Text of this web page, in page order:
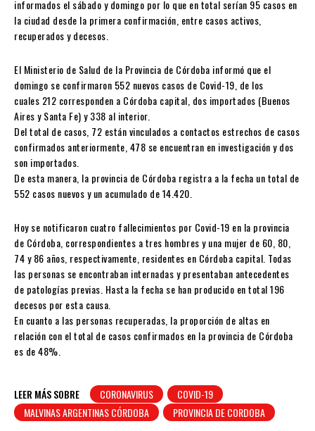
informados el sábado y domingo por lo que en total serían 95 casos en
la ciudad desde la primera confirmación, entre casos activos,
recuperados y decesos.
El Ministerio de Salud de la Provincia de Córdoba informó que el
domingo se confirmaron 552 nuevos casos de Covid-19, de los
cuales 212 corresponden a Córdoba capital, dos importados (Buenos
Aires y Santa Fe) y 338 al interior.
Del total de casos, 72 están vinculados a contactos estrechos de casos
confirmados anteriormente, 478 se encuentran en investigación y dos
son importados.
De esta manera, la provincia de Córdoba registra a la fecha un total de
552 casos nuevos y un acumulado de 14.420.
Hoy se notificaron cuatro fallecimientos por Covid-19 en la provincia
de Córdoba, correspondientes a tres hombres y una mujer de 60, 80,
74 y 86 años, respectivamente, residentes en Córdoba capital. Todas
las personas se encontraban internadas y presentaban antecedentes
de patologías previas. Hasta la fecha se han producido en total 196
decesos por esta causa.
En cuanto a las personas recuperadas, la proporción de altas en
relación con el total de casos confirmados en la provincia de Córdoba
es de 48%.
LEER MÁS SOBRE CORONAVIRUS
COVID-19
MALVINAS ARGENTINAS CÓRDOBA
PROVINCIA DE CORDOBA